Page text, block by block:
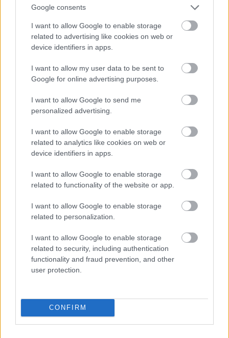
Google consents
I want to allow Google to enable storage
related to advertising like cookies on web or
device identifiers in apps.
I want to allow my user data to be sent to
Google for online advertising purposes.
I want to allow Google to send me
personalized advertising.
I want to allow Google to enable storage
related to analytics like cookies on web or
device identifiers in apps.
I want to allow Google to enable storage
related to functionality of the website or app.
I want to allow Google to enable storage
related to personalization.
I want to allow Google to enable storage
related to security, including authentication
functionality and fraud prevention, and other
user protection.
CONFIRM
Jön még kép!